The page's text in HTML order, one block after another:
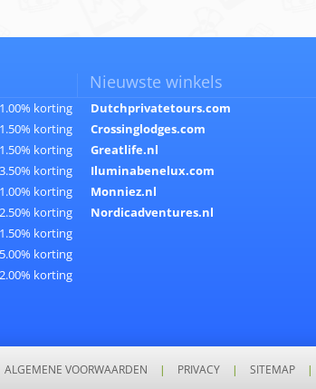
1.00% korting
1.50% korting
1.50% korting
3.50% korting
1.00% korting
2.50% korting
1.50% korting
5.00% korting
2.00% korting
Nieuwste winkels
Dutchprivatetours.com
Crossinglodges.com
Greatlife.nl
Iluminabenelux.com
Monniez.nl
Nordicadventures.nl
ALGEMENE VOORWAARDEN | PRIVACY | SITEMAP |